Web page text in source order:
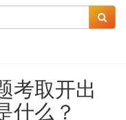
考取开出
什么？